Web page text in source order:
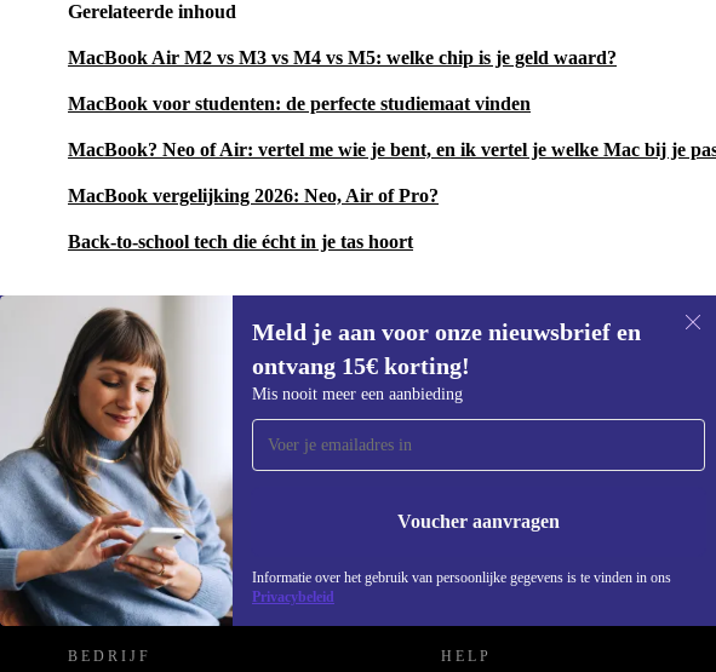
Gerelateerde inhoud
MacBook Air M2 vs M3 vs M4 vs M5: welke chip is je geld waard?
MacBook voor studenten: de perfecte studiemaat vinden
MacBook? Neo of Air: vertel me wie je bent, en ik vertel je welke Mac bij je
MacBook vergelijking 2026: Neo, Air of Pro?
Back-to-school tech die écht in je tas hoort
Meld je aan voor onze nieuwsbrief en
ontvang 15€ korting!
Mis nooit meer een aanbieding
Voucher aanvragen
Informatie over het gebruik van persoonlijke gegevens is te vinden in ons
Privacybeleid
Meld je aan voor onze nieuwsbrief en
ontvang €15 korting!
Mis nooit meer een aanbieding.
Informatie over het
REFURBED NEDERLAND - RETHINK NEW.
BEDRIJF HELP